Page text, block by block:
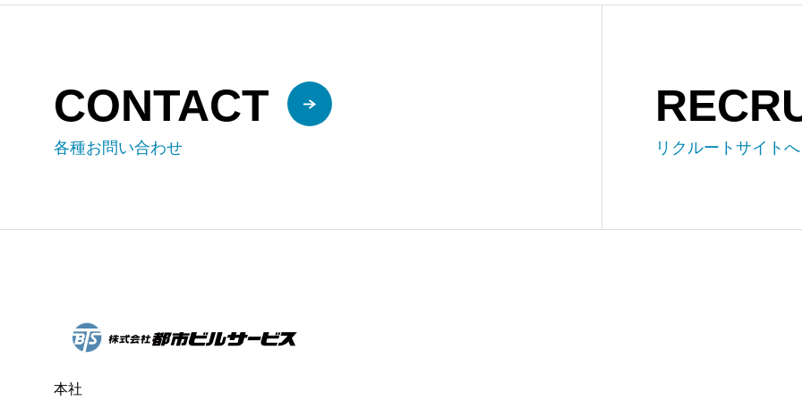
CONTACT
各種お問い合わせ リクルートサイトへ
本社